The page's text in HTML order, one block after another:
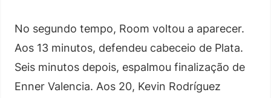
No segundo tempo, Room voltou a aparecer.
Aos 13 minutos, defendeu cabeceio de Plata.
Seis minutos depois, espalmou finalização de
Enner Valencia. Aos 20, Kevin Rodríguez